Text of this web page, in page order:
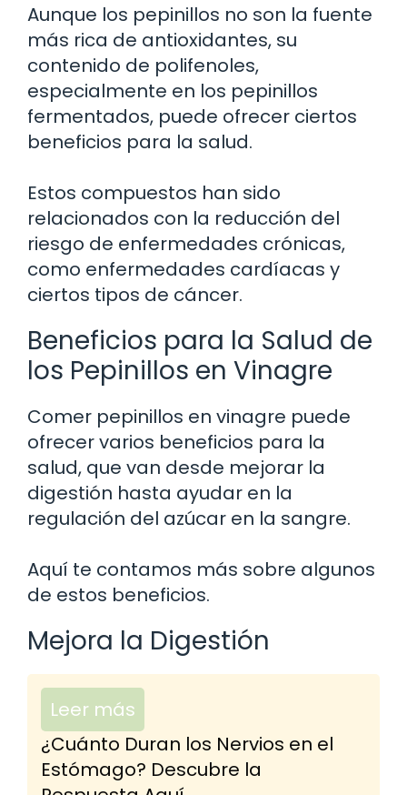
Aunque los pepinillos no son la fuente
más rica de antioxidantes, su
contenido de polifenoles,
especialmente en los pepinillos
fermentados, puede ofrecer ciertos
beneficios para la salud.
Estos compuestos han sido
relacionados con la reducción del
riesgo de enfermedades crónicas,
como enfermedades cardíacas y
ciertos tipos de cáncer.
Beneficios para la Salud de
los Pepinillos en Vinagre
Comer pepinillos en vinagre puede
ofrecer varios beneficios para la
salud, que van desde mejorar la
digestión hasta ayudar en la
regulación del azúcar en la sangre.
Aquí te contamos más sobre algunos
de estos beneficios.
Mejora la Digestión
Leer más
¿Cuánto Duran los Nervios en el
Estómago? Descubre la